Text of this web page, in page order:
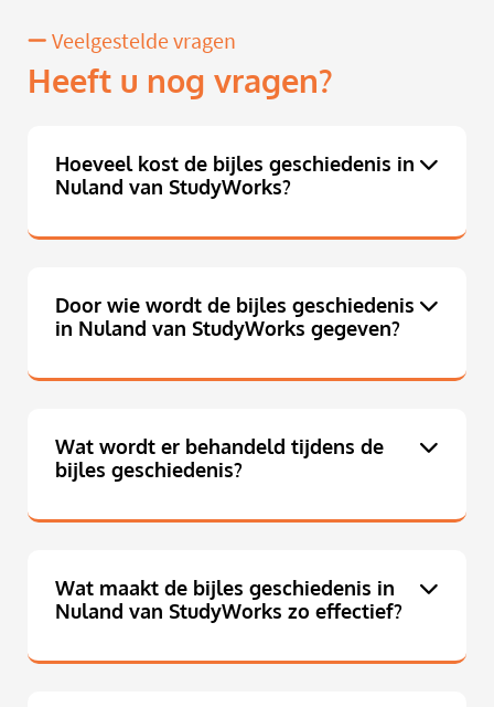
Veelgestelde vragen
Heeft u nog vragen?
Hoeveel kost de bijles geschiedenis in
Nuland van StudyWorks?
Door wie wordt de bijles geschiedenis
in Nuland van StudyWorks gegeven?
Wat wordt er behandeld tijdens de
bijles geschiedenis?
Wat maakt de bijles geschiedenis in
Nuland van StudyWorks zo effectief?